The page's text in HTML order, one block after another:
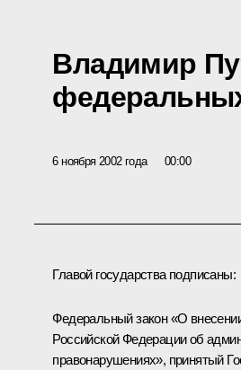
Владимир
6 ноября 2002 года 00:00
Главой государства подписаны:
Федеральный закон «О
Российской Федерации об
правонарушениях», принятый